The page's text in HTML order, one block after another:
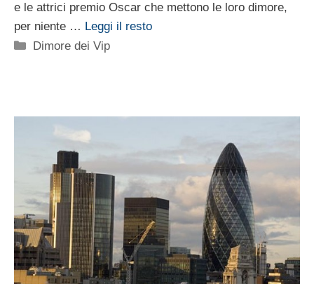
e le attrici premio Oscar che mettono le loro dimore,
per niente … Leggi il resto
Categorie
Dimore dei Vip